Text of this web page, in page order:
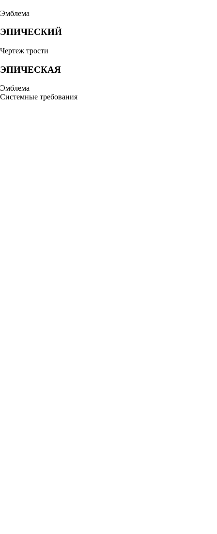
Эмблема
ЭПИЧЕСКИЙ
Чертеж трости
ЭПИЧЕСКАЯ
Эмблема
Системные требования